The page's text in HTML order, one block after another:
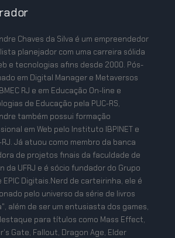
Chaves da Silva é um empreendedor
planejador com uma carreira sólida
e tecnologias afins desde 2000. Pós-
em Digital Manager e Metaversos
RJ e em Educação On-line e
de Educação pela PUC-RS,
também possui formação
em Web pelo Instituto IBPINET e
RJ. Já atuou como membro da banca
de projetos finais da faculdade de
da UFRJ e é sócio fundador do Grupo
EPIC Digitais.Nerd de carteirinha, ele é
pelo universo da série de livros
além de ser um entusiasta dos games,
para títulos como Mass Effect,
Gate, Fallout, Dragon Age, Elder